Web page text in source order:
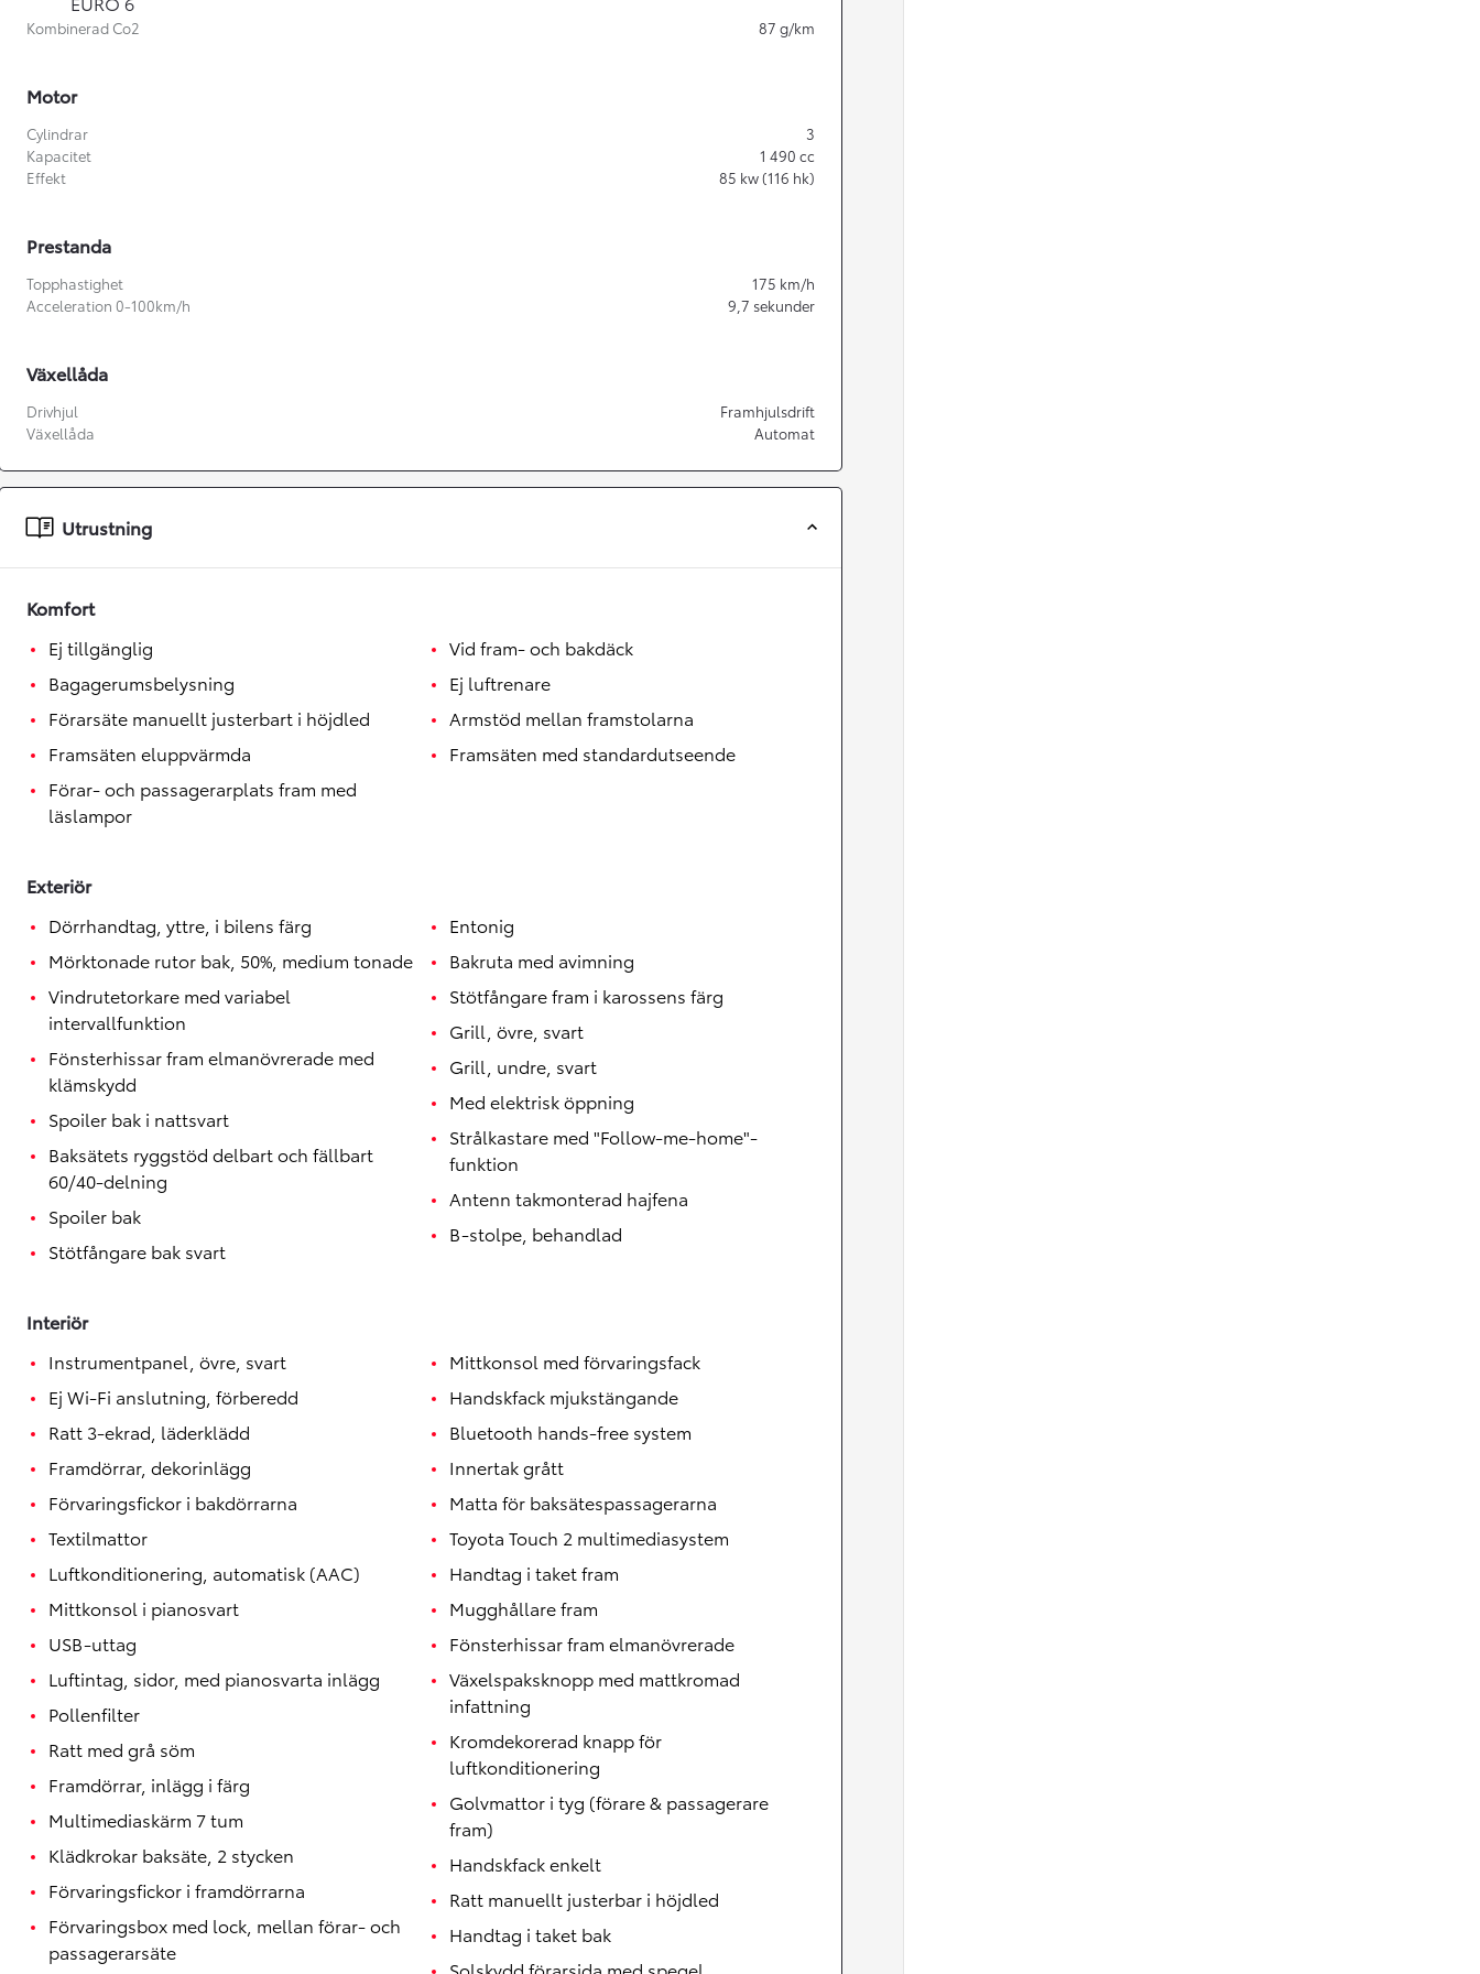
Från 360 900 kr
Från 3 548 kr/mån
Från 350 900 kr
Från 3 450 kr/mån
Nya GR GT
Kombinerad Co2 87 g/km
Motor
Cylindrar
3
Kapacitet
1 490 cc
Effekt
85 kw (116 hk)
Prestanda
Topphastighet 175 km/h
Acceleration 0-100km/h
9,7 sekunder
Växellåda
Drivhjul
Framhjulsdrift
Växellåda
Automat
Utrustning
Komfort
Ej tillgänglig
Bagagerumsbelysning
Förarsäte manuellt justerbart i höjdled
Framsäten eluppvärmda
Förar- och passagerarplats fram med
läslampor
Vid fram- och bakdäck
Ej luftrenare
Armstöd mellan framstolarna
Framsäten med standardutseende
Exteriör
Dörrhandtag, yttre, i bilens färg
Mörktonade rutor bak, 50%, medium tonade
Vindrutetorkare med variabel
intervallfunktion
Fönsterhissar fram elmanövrerade med
klämskydd
Spoiler bak i nattsvart
Baksätets ryggstöd delbart och fällbart
60/40-delning
Spoiler bak
Stötfångare bak svart
Entonig
Bakruta med avimning
Stötfångare fram i karossens färg
Grill, övre, svart
Grill, undre, svart
Med elektrisk öppning
Strålkastare med "Follow-me-home"-
funktion
Antenn takmonterad hajfena
B-stolpe, behandlad
Interiör
Instrumentpanel, övre, svart
Ej Wi-Fi anslutning, förberedd
Ratt 3-ekrad, läderklädd
Framdörrar, dekorinlägg
Förvaringsfickor i bakdörrarna
Textilmattor
Luftkonditionering, automatisk (AAC)
Mittkonsol i pianosvart
USB-uttag
Luftintag, sidor, med pianosvarta inlägg
Pollenfilter
Ratt med grå söm
Framdörrar, inlägg i färg
Multimediaskärm 7 tum
Klädkrokar baksäte, 2 stycken
Förvaringsfickor i framdörrarna
Förvaringsbox med lock, mellan förar- och
passagerarsäte
Mittkonsol med förvaringsfack
Handskfack mjukstängande
Bluetooth hands-free system
Innertak grått
Matta för baksätespassagerarna
Toyota Touch 2 multimediasystem
Handtag i taket fram
Mugghållare fram
Fönsterhissar fram elmanövrerade
Växelspaksknopp med mattkromad
infattning
Kromdekorerad knapp för
luftkonditionering
Golvmattor i tyg (förare & passagerare
fram)
Handskfack enkelt
Ratt manuellt justerbar i höjdled
Handtag i taket bak